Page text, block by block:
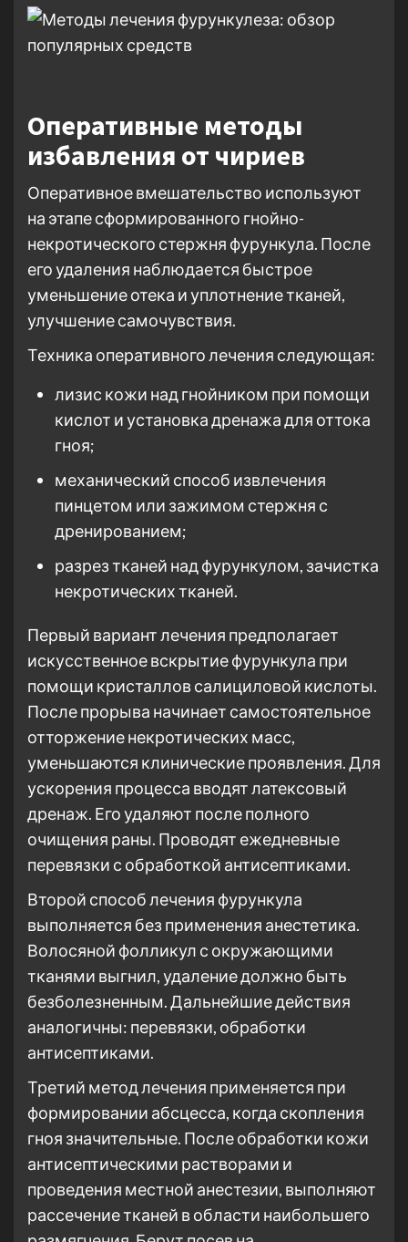
Оперативные методы
избавления от чириев
Оперативное вмешательство используют
на этапе сформированного гнойно-
некротического стержня фурункула. После
его удаления наблюдается быстрое
уменьшение отека и уплотнение тканей,
улучшение самочувствия.
Техника оперативного лечения следующая:
лизис кожи над гнойником при помощи
кислот и установка дренажа для оттока
гноя;
механический способ извлечения
пинцетом или зажимом стержня с
дренированием;
разрез тканей над фурункулом, зачистка
некротических тканей.
Первый вариант лечения предполагает
искусственное вскрытие фурункула при
помощи кристаллов салициловой кислоты.
После прорыва начинает самостоятельное
отторжение некротических масс,
уменьшаются клинические проявления. Для
ускорения процесса вводят латексовый
дренаж. Его удаляют после полного
очищения раны. Проводят ежедневные
перевязки с обработкой антисептиками.
Второй способ лечения фурункула
выполняется без применения анестетика.
Волосяной фолликул с окружающими
тканями выгнил, удаление должно быть
безболезненным. Дальнейшие действия
аналогичны: перевязки, обработки
антисептиками.
Третий метод лечения применяется при
формировании абсцесса, когда скопления
гноя значительные. После обработки кожи
антисептическими растворами и
проведения местной анестезии, выполняют
рассечение тканей в области наибольшего